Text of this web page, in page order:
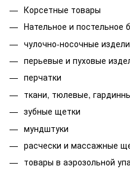
Корсетные товары
Нательное и постельное
чулочно-носочные
перьевые и пуховые
перчатки
ткани, тюлевые,
зубные щетки
мундштуки
расчески и массажные
товары в аэрозольной